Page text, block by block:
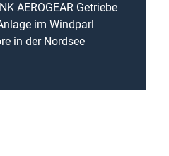
AEROGEAR Getriebe
im Windparl
in der Nordsee